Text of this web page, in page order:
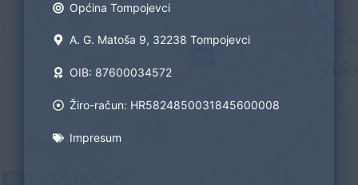
Općina Tompojevci
A. G. Matoša 9, 32238 Tompojevci
OIB: 87600034572
Žiro-račun: HR5824850031845600008
Impresum